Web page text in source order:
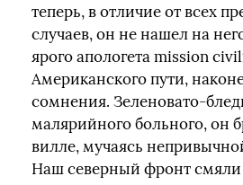
теперь, в отличие от всех
случаев, он не нашел на
ярого апологета mission
Американского пути,
сомнения. Зеленовато-
малярийного больного, он
вилле, мучаясь
Наш северный фронт смяли